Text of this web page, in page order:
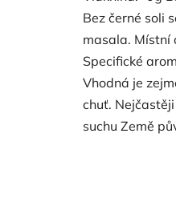
Bez černé soli
masala. Místní
Specifické
Vhodná je
chuť.
suchu Země